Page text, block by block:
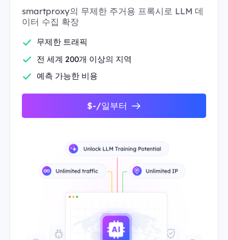
smartproxy의 무제한 주거용 프록시로 LLM 데
이터 수집 확장
무제한 트래픽
전 세계 200개 이상의 지역
예측 가능한 비용
$-/일부터